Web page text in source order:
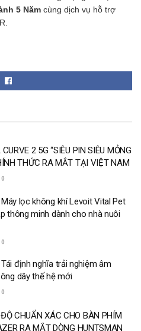
5 Năm cùng dịch vụ hỗ trợ
2 5G “SIÊU PIN SIÊU MỎNG
THỨC RA MẮT TẠI VIỆT NAM
0
lọc không khí Levoit Vital Pet
thông minh dành cho nhà nuôi
0
Tái định nghĩa trải nghiệm âm
dây thế hệ mới
0
CHUẨN XÁC CHO BÀN PHÍM
RA MẮT DÒNG HUNTSMAN